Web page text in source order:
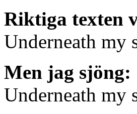
Riktiga texten
Underneath my
Men jag sjöng:
Underneath my